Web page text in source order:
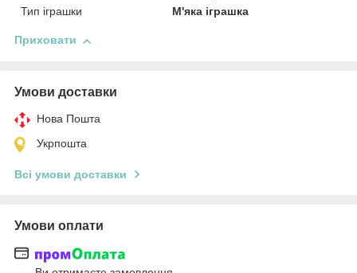
Тип іграшки
М'яка іграшка
Приховати
Умови доставки
Нова Пошта
Укрпошта
Всі умови доставки
Умови оплати